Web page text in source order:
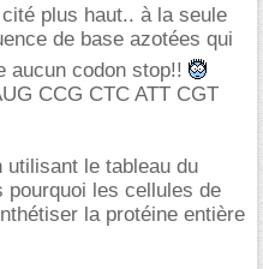
plus haut.. à la seule
de base azotées qui
aucun codon stop!!
CCG CTC ATT CGT
utilisant le tableau du
pourquoi les cellules de
la protéine entière